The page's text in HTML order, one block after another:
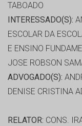
TABOADO
INTERESSADO(S):
ESCOLAR DA
E ENSINO
JOSE ROBSON
ADVOGADO(S):
DENISE CRISTINA
RELATOR: CONS.